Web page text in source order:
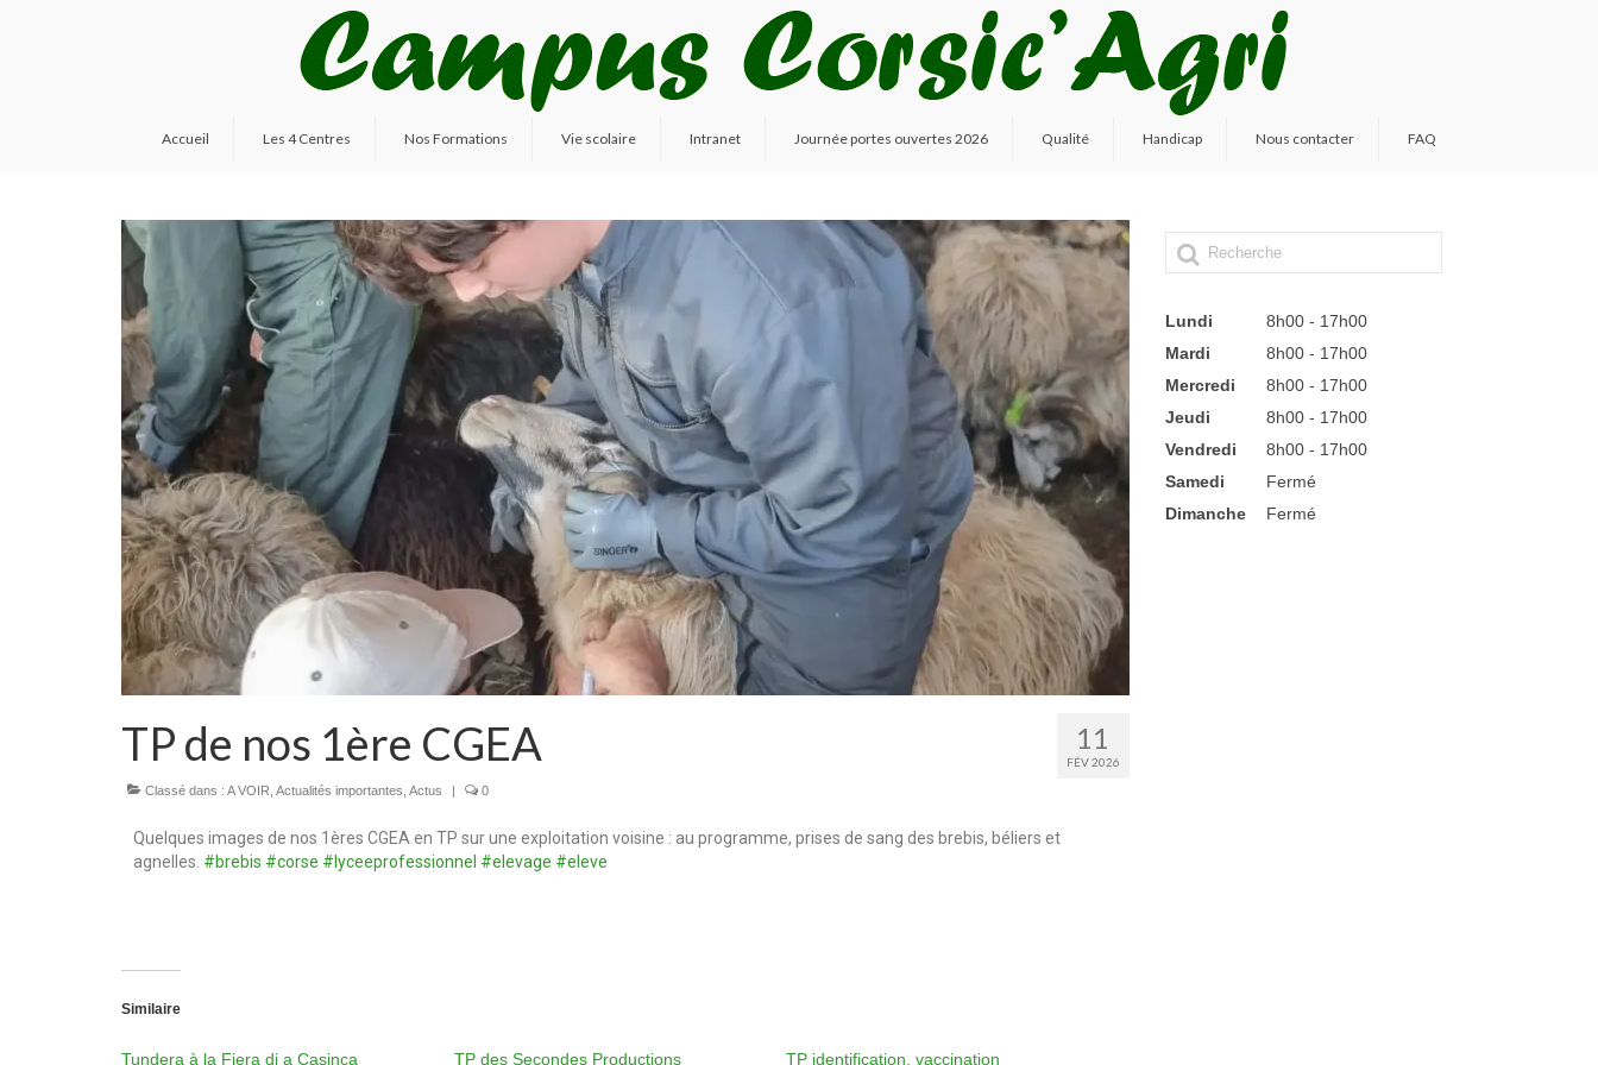
Accueil Les 4 Centres Nos Formations Vie scolaire Intranet Journée portes ouvertes 2026 Qualité Handicap Nous contacter FAQ
11
FÉV 2026
TP de nos 1ère CGEA
Classé dans : A VOIR Actualités importantes Actus | 0
Quelques images de nos 1ères CGEA en TP sur une exploitation voisine : au programme, prises de sang des brebis, béliers et
agnelles. #brebis #corse #lyceeprofessionnel #elevage #eleve
Similaire
Tundera à la Fiera di a Casinca TP des Secondes Productions TP identification, vaccination
Lundi
8h00 - 17h00
Mardi
8h00 - 17h00
Mercredi
8h00 - 17h00
Jeudi
8h00 - 17h00
Vendredi
8h00 - 17h00
Samedi
Fermé
Dimanche
Fermé